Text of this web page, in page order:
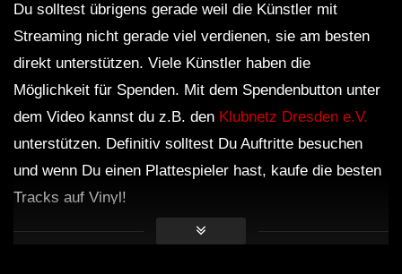
Du solltest übrigens gerade weil die Künstler mit
Streaming nicht gerade viel verdienen, sie am besten
direkt unterstützen. Viele Künstler haben die
Möglichkeit für Spenden. Mit dem Spendenbutton unter
dem Video kannst du z.B. den Klubnetz Dresden e.V.
unterstützen. Definitiv solltest Du Auftritte besuchen
und wenn Du einen Plattespieler hast, kaufe die besten
Tracks auf Vinyl!